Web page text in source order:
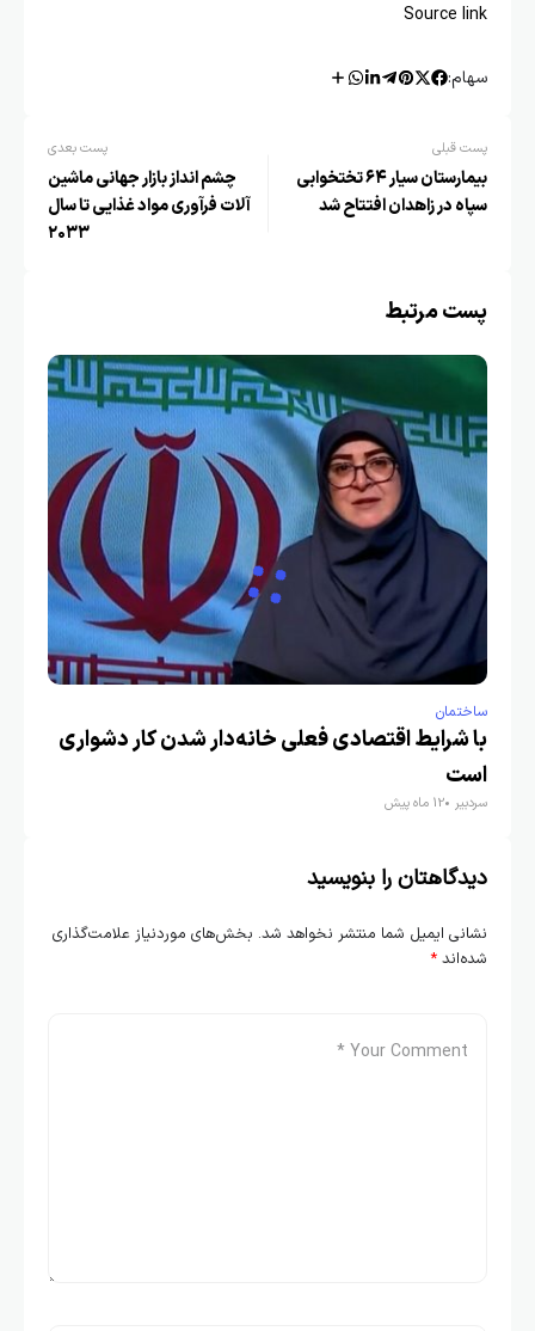
Source link
سهام:
پست قبلی
بیمارستان سیار ۶۴ تختخوابی
سپاه در زاهدان افتتاح شد
پست بعدی
چشم انداز بازار جهانی ماشین
‌آلات فرآوری مواد غذایی تا سال
۲۰۳۳
پست مرتبط
ساختمان
با شرایط اقتصادی فعلی خانه‌دار شدن کار دشواری
است ‌
سردبیر 12 ماه پیش
دیدگاهتان را بنویسید
نشانی ایمیل شما منتشر نخواهد شد. بخش‌های موردنیاز علامت‌گذاری
شده‌اند *